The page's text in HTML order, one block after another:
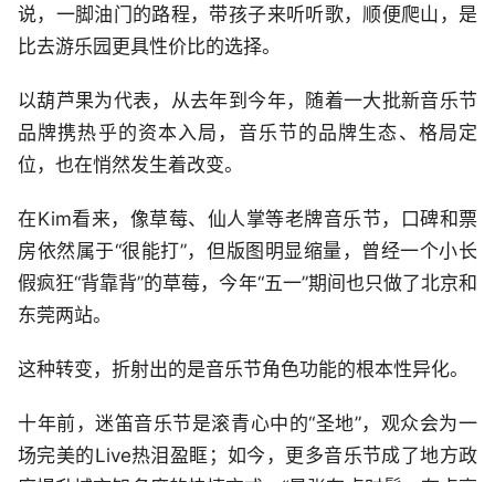
说，一脚油门的路程，带孩子来听听歌，顺便爬山，是
比去游乐园更具性价比的选择。
以葫芦果为代表，从去年到今年，随着一大批新音乐节
品牌携热乎的资本入局，音乐节的品牌生态、格局定
位，也在悄然发生着改变。
在Kim看来，像草莓、仙人掌等老牌音乐节，口碑和票
房依然属于“很能打”，但版图明显缩量，曾经一个小长
假疯狂“背靠背”的草莓，今年“五一”期间也只做了北京和
东莞两站。
这种转变，折射出的是音乐节角色功能的根本性异化。
十年前，迷笛音乐节是滚青心中的“圣地”，观众会为一
场完美的Live热泪盈眶；如今，更多音乐节成了地方政